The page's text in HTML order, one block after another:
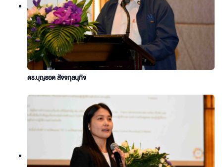
ดร.บุญรอด สัจจกุลนุกิจ